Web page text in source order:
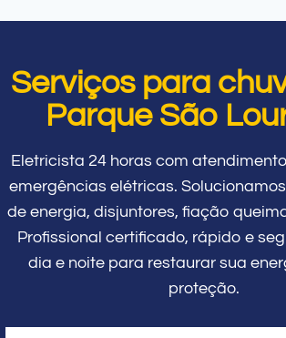
Serviços para
Parque São
Eletricista 24 horas com
emergências elétricas.
de energia, disjuntores, fiação
Profissional certificado, rápido e
dia e noite para restaurar sua
proteção.